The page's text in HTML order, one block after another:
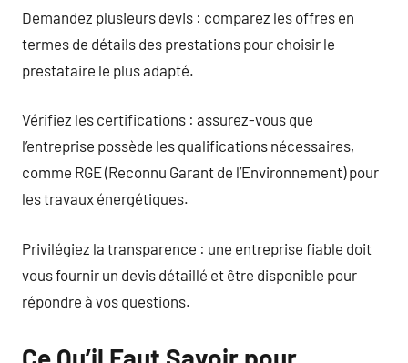
Demandez plusieurs devis : comparez les offres en
termes de détails des prestations pour choisir le
prestataire le plus adapté.
Vérifiez les certifications : assurez-vous que
l’entreprise possède les qualifications nécessaires,
comme RGE (Reconnu Garant de l’Environnement) pour
les travaux énergétiques.
Privilégiez la transparence : une entreprise fiable doit
vous fournir un devis détaillé et être disponible pour
répondre à vos questions.